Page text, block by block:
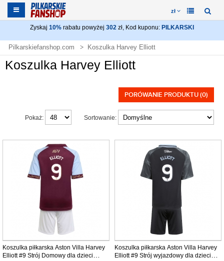
zł
Zyskaj 10% rabatu powyżej 302 zł, Kod kuponu: PILKARSKI
Pilkarskiefanshop.com Koszulka Harvey Elliott
Koszulka Harvey Elliott
PORÓWANIE PRODUKTU (0)
Sortowanie:
Pokaż:
Koszulka piłkarska Aston Villa Harvey
Elliott #9 Strój Domowy dla dzieci
Koszulka piłkarska Aston Villa Harvey
Elliott #9 Strój wyjazdowy dla dzieci